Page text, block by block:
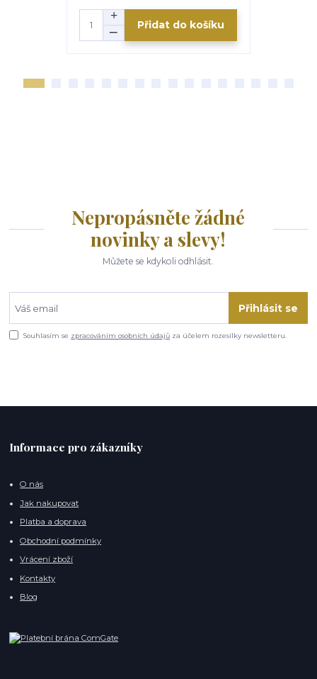
Přidat do košíku
Nepropásněte žádné
novinky a slevy!
Můžete se kdykoli odhlásit.
Přihlásit se
Souhlasím se zpracováním osobních údajů za účelem rozesílky newsletteru.
Informace pro zákazníky
O nás
Jak nakupovat
Platba a doprava
Obchodní podmínky
Vrácení zboží
Kontakty
Blog